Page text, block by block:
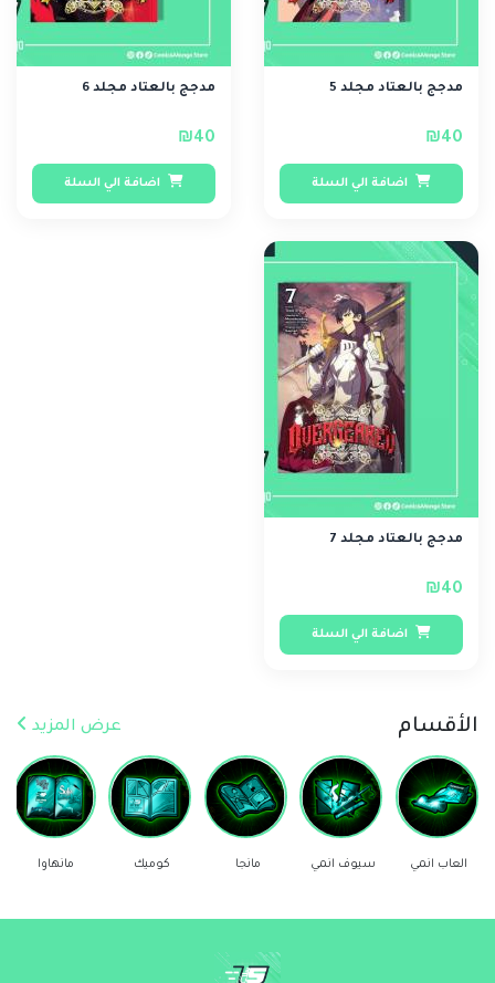
مدجج بالعتاد مجلد 5
₪40
اضافة الي السلة
مدجج بالعتاد مجلد 6
₪40
اضافة الي السلة
مدجج بالعتاد مجلد 7
₪40
اضافة الي السلة
الأقسام عرض المزيد
العاب انمي سيوف انمي مانجا كوميك مانهاوا